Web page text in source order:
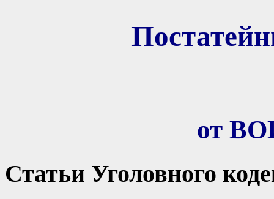
от
Статьи Уголовного